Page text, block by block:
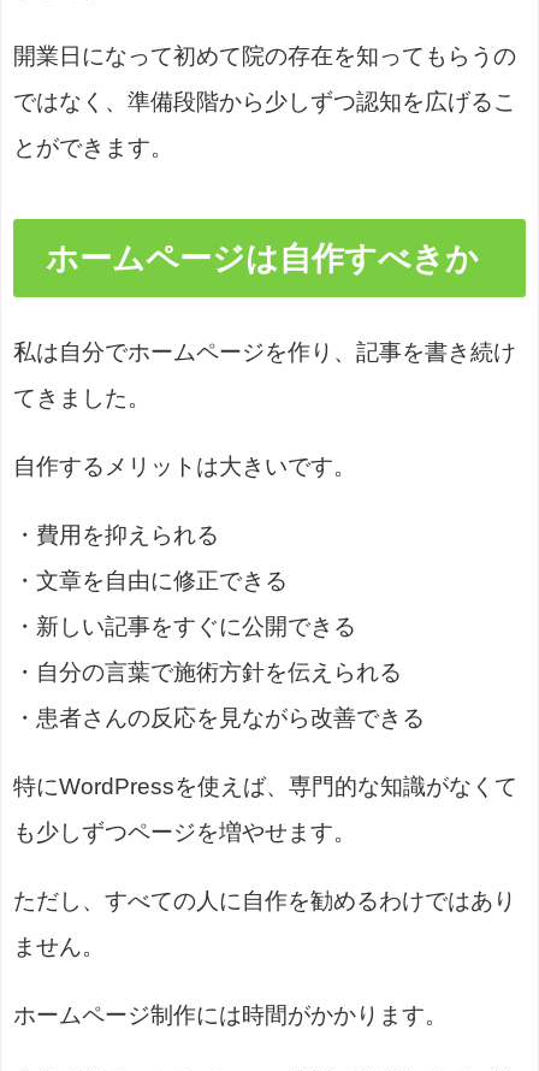
開業日になって初めて院の存在を知ってもらうの
ではなく、準備段階から少しずつ認知を広げるこ
とができます。
ホームページは自作すべきか
私は自分でホームページを作り、記事を書き続け
てきました。
自作するメリットは大きいです。
・費用を抑えられる
・文章を自由に修正できる
・新しい記事をすぐに公開できる
・自分の言葉で施術方針を伝えられる
・患者さんの反応を見ながら改善できる
特にWordPressを使えば、専門的な知識がなくて
も少しずつページを増やせます。
ただし、すべての人に自作を勧めるわけではあり
ません。
ホームページ制作には時間がかかります。